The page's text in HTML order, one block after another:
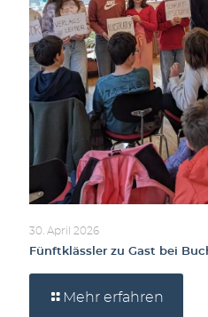
30. April 2026
Fünftklässler zu Gast bei
Mehr erfahren